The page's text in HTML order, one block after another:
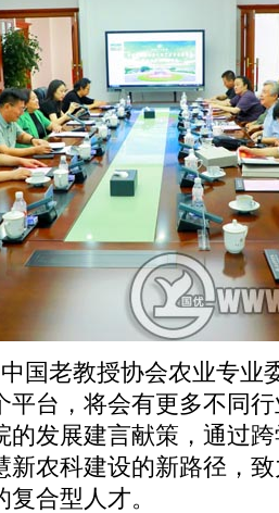
国老教授协会农业专业
平台，将会有更多不同
的发展建言献策，通过
新农科建设的新路径，
合型人才。